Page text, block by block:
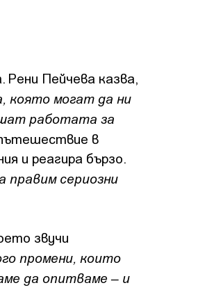
Пейчева казва,
която могат да ни
работата за
в
и реагира бързо.
правим сериозни
звучи
промени, които
да опитваме – и